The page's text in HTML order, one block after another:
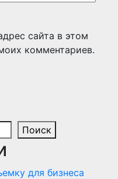
сайта в этом
комментариев.
Поиск
для бизнеса